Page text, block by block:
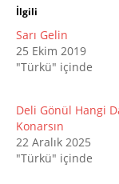
İlgili
Sarı Gelin
25 Ekim 2019
"Türkü" içinde
Deli Gönül Hangi
Konarsın
22 Aralık 2025
"Türkü" içinde